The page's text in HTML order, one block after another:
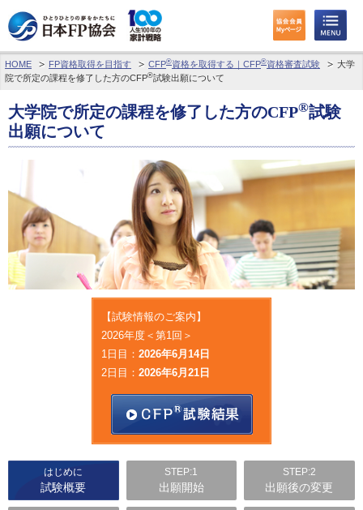
わたしたちのくらしとお金
FPに相談する
FP資格取得を目指す
個人会員の皆様へ
日本FP協会について
パーソナルファイナンス教育について
学校関係者の方へ
HOME FP資格取得を目指す CFP®資格を取得する｜CFP®資格審査試験
大学
院で所定の課程を修了した方のCFP®試験出願について
大学院で所定の課程を修了した方のCFP®試験
出願について
【試験情報のご案内】
2026年度＜第1回＞
1日目： 2026年6月14日
2日目： 2026年6月21日
はじめに
試験概要
STEP:1
出願開始
STEP:2
出願後の変更